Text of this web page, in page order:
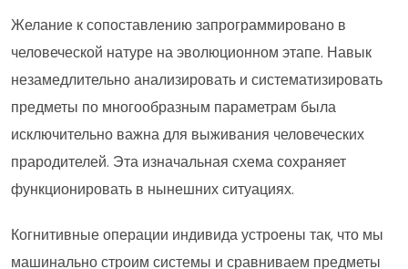
Желание к сопоставлению запрограммировано в
человеческой натуре на эволюционном этапе. Навык
незамедлительно анализировать и систематизировать
предметы по многообразным параметрам была
исключительно важна для выживания человеческих
прародителей. Эта изначальная схема сохраняет
функционировать в нынешних ситуациях.
Когнитивные операции индивида устроены так, что мы
машинально строим системы и сравниваем предметы